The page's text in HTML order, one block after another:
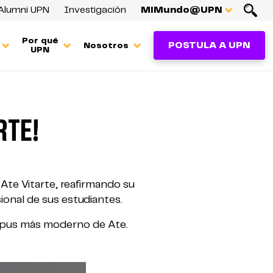
UPN Investigación MiMundo@UPN
Por qué
UPN
Nosotros POSTULA A UPN
Vitarte, reafirmando su
de sus estudiantes.
más moderno de Ate.